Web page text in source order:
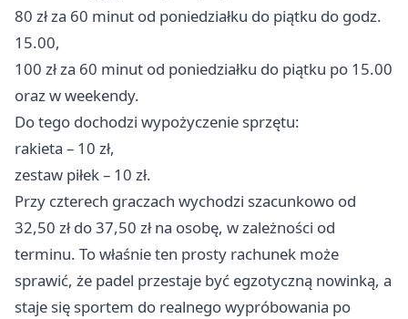
80 zł za 60 minut od poniedziałku do piątku do godz.
15.00,
100 zł za 60 minut od poniedziałku do piątku po 15.00
oraz w weekendy.
Do tego dochodzi wypożyczenie sprzętu:
rakieta – 10 zł,
zestaw piłek – 10 zł.
Przy czterech graczach wychodzi szacunkowo od
32,50 zł do 37,50 zł na osobę, w zależności od
terminu. To właśnie ten prosty rachunek może
sprawić, że padel przestaje być egzotyczną nowinką, a
staje się sportem do realnego wypróbowania po